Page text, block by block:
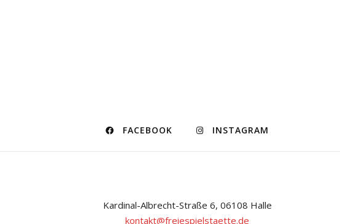
FACEBOOK INSTAGRAM
Kardinal-Albrecht-Straße 6, 06108 Halle
kontakt@freiespielstaette.de